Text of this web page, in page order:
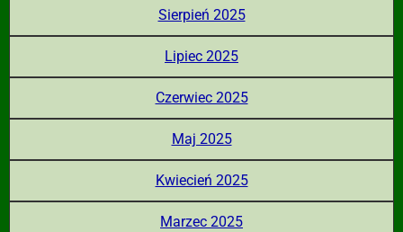
Sierpień 2025
Lipiec 2025
Czerwiec 2025
Maj 2025
Kwiecień 2025
Marzec 2025